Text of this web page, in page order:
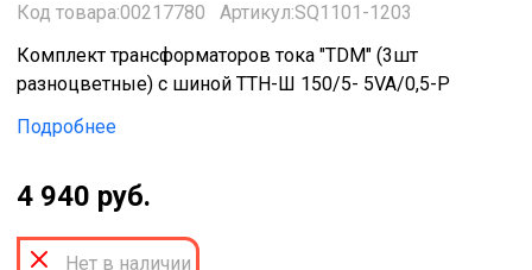
Код товара:00217780
Артикул:SQ1101-1203
Комплект трансформаторов тока "TDM" (3шт
разноцветные) с шиной ТТН-Ш 150/5- 5VA/0,5-Р
Подробнее
4 940 руб.
Нет в наличии